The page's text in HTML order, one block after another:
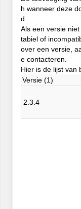
h wanneer deze
d.
Als een versie
tabiel of
over een versie,
e contacteren.
Hier is de lijst van
Versie (1)
2.3.4